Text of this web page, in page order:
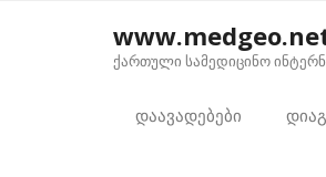
ქართული სამედიცინო
დაავადებები